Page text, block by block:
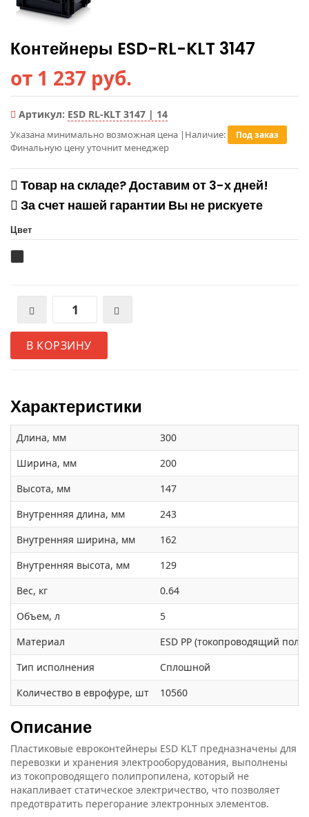
Контейнеры ESD-RL-KLT 3147
от 1 237 руб.
Артикул: ESD RL-KLT 3147 | 14
Указана минимально возможная цена |
Финальную цену уточнит менеджер
Наличие: Под заказ
Товар на складе? Доставим от 3-х дней!
За счет нашей гарантии Вы не рискуете
Цвет
В КОРЗИНУ
Характеристики
Длина, мм
300
Ширина, мм
200
Высота, мм
147
Внутренняя длина, мм
243
Внутренняя ширина, мм
162
Внутренняя высота, мм
129
Вес, кг
0.64
Объем, л
5
Материал
ESD PP (токопроводящий
Тип исполнения
Сплошной
Количество в еврофуре, шт
10560
Описание
Пластиковые евроконтейнеры ESD KLT предназначены для
перевозки и хранения электрооборудования, выполнены
из токопроводящего полипропилена, который не
накапливает статическое электричество, что позволяет
предотвратить перегорание электронных элементов.